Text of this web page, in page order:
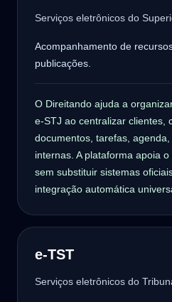
Serviços eletrônicos do
Acompanhamento de
publicações.
O Direitando ajuda a
e-STJ ao centralizar clientes,
documentos, tarefas,
internas. A plataforma apoia
sem substituir sistemas
integração automática
e-TST
Serviços eletrônicos do